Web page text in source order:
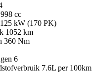
cc
125 kW (170 PK)
1052 km
360 Nm
6
7.6L per 100km